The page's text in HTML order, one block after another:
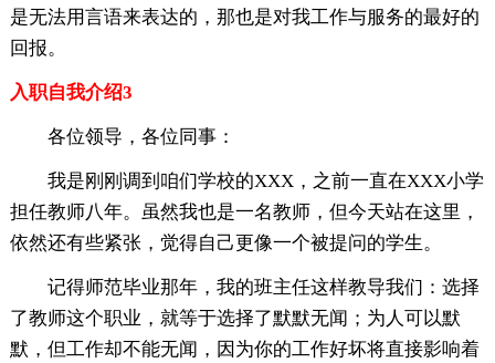
是无法用言语来表达的，那也是对我工作与服务的最好的
回报。
入职自我介绍3
各位领导，各位同事：
我是刚刚调到咱们学校的XXX，之前一直在XXX小学
担任教师八年。虽然我也是一名教师，但今天站在这里，
依然还有些紧张，觉得自己更像一个被提问的学生。
记得师范毕业那年，我的班主任这样教导我们：选择
了教师这个职业，就等于选择了默默无闻；为人可以默
默，但工作却不能无闻，因为你的工作好坏将直接影响着